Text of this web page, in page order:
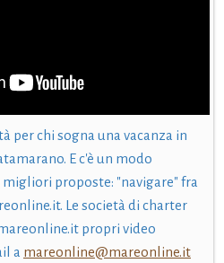
per chi sogna una vacanza in
E c'è un modo
proposte: "navigare" fra
Le società di charter
propri video
a mareonline@mareonline.it